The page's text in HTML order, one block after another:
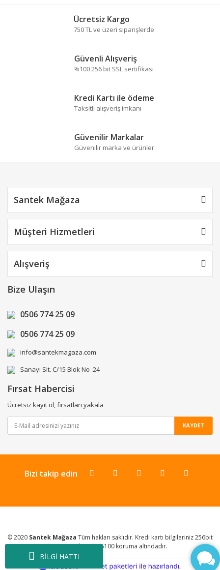
BİLGİ HATTI
Bu ürüne ilk yorumu siz yapın!
formunu kullanarak tarafımıza iletebilirsiniz.
Görüş ve önerileriniz için teşekkür ederiz.
Ürün açıklamasında eksik bilgiler bulunuyor.
Ürün fiyatı diğer sitelerden daha pahalı.
Bu ürüne benzer farklı alternatifler olmalı.
Ücretsiz Kargo
750 TL ve üzeri siparişlerde
Güvenli Alışveriş
%100 256 bit SSL sertifikası
Kredi Kartı ile ödeme
Taksitli alışveriş imkanı
Güvenilir Markalar
Güvenilir marka ve ürünler
Santek Mağaza
Müşteri Hizmetleri
Alışveriş
Bize Ulaşın
0506 774 25 09
0506 774 25 09
info@santekmagaza.com
Sanayi Sit. C/15 Blok No :24
Fırsat Habercisi
Ücretsiz kayıt ol, fırsatları yakala
KAYDET
Bizi takip edin
© 2020 Santek Mağaza Tüm hakları saklıdır. Kredi kartı bilgileriniz 256bit
SSL Sertifikası ile %100 koruma altındadır.
e-